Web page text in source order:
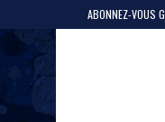
ABONNEZ-VOUS